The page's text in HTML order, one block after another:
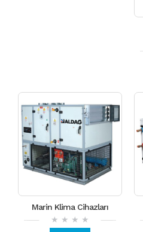
Marin Klima Cihazları